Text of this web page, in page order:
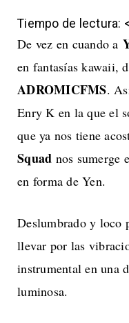
o
r
p
Tiempo de lectura:
De vez en cuando a
en fantasías kawaii,
ADROMICFMS.
Enry K en la que el
que ya nos tiene
Squad nos sumerge
en forma de Yen.
Deslumbrado y loco
llevar por las
instrumental en una
luminosa.